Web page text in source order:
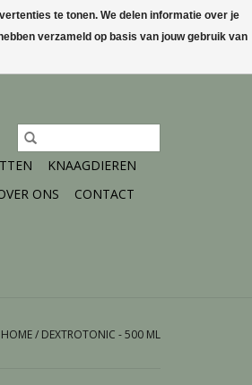
Mijn account / Registreren
KNAAGDIEREN
ONS
CONTACT
HOME/ DEXTROTONIC - 500 ML
te tonen. We delen informatie over je
verzameld op basis van jouw gebruik van